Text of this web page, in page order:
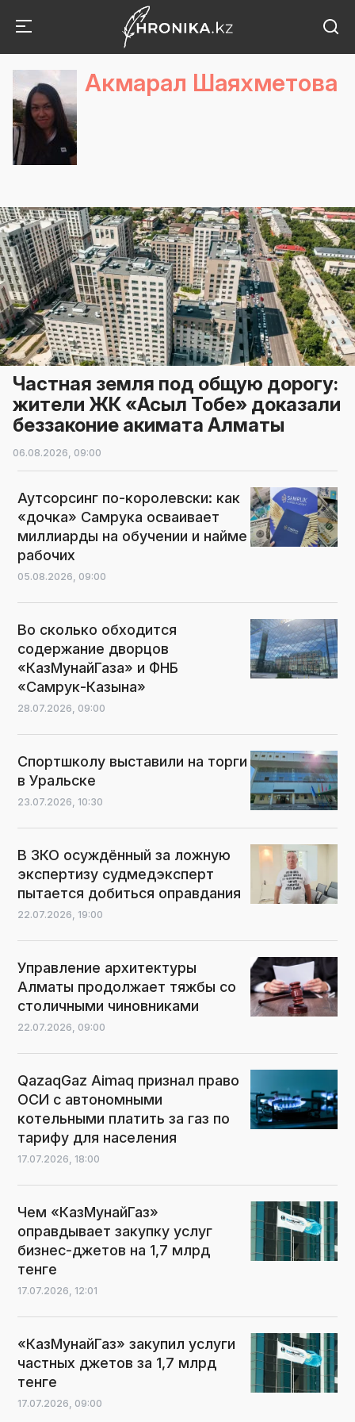
Акмарал Шаяхметова
Частная земля под общую дорогу:
жители ЖК «Асыл Тобе» доказали
беззаконие акимата Алматы
06.08.2026, 09:00
Аутсорсинг по-королевски: как
«дочка» Самрука осваивает
миллиарды на обучении и найме
рабочих
05.08.2026, 09:00
Во сколько обходится
содержание дворцов
«КазМунайГаза» и ФНБ
«Самрук-Казына»
28.07.2026, 09:00
Спортшколу выставили на торги
в Уральске
23.07.2026, 10:30
В ЗКО осуждённый за ложную
экспертизу судмедэксперт
пытается добиться оправдания
22.07.2026, 19:00
Управление архитектуры
Алматы продолжает тяжбы со
столичными чиновниками
22.07.2026, 09:00
QazaqGaz Aimaq признал право
ОСИ с автономными
котельными платить за газ по
тарифу для населения
17.07.2026, 18:00
Чем «КазМунайГаз»
оправдывает закупку услуг
бизнес-джетов на 1,7 млрд
тенге
17.07.2026, 12:01
«КазМунайГаз» закупил услуги
частных джетов за 1,7 млрд
тенге
17.07.2026, 09:00